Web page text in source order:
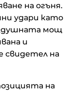
на огъня.
удари като
мощ
и
свидетел на
на